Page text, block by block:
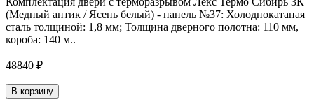
(Медный антик / Ясень белый) - панель №37: Холоднокатаная
сталь толщиной: 1,8 мм; Толщина дверного полотна: 110 мм,
короба: 140 м..
48840 ₽
В корзину